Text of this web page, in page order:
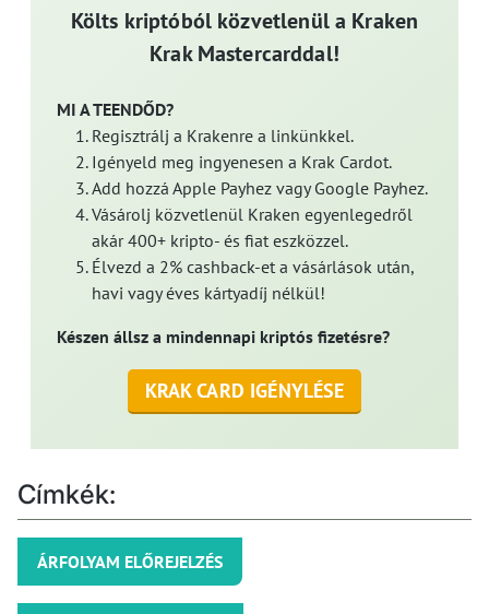
Költs kriptóból közvetlenül a Kraken
Krak Mastercarddal!
MI A TEENDŐD?
Regisztrálj a Krakenre a linkünkkel.
Igényeld meg ingyenesen a Krak Cardot.
Add hozzá Apple Payhez vagy Google Payhez.
Vásárolj közvetlenül Kraken egyenlegedről
akár 400+ kripto- és fiat eszközzel.
Élvezd a 2% cashback-et a vásárlások után,
havi vagy éves kártyadíj nélkül!
Készen állsz a mindennapi kriptós fizetésre?
KRAK CARD IGÉNYLÉSE
Címkék:
ÁRFOLYAM ELŐREJELZÉS